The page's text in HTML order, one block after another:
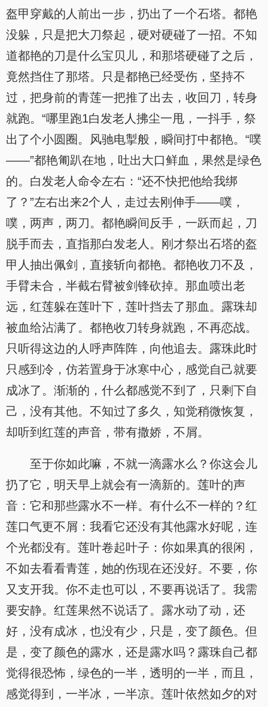
盔甲穿戴的人前出一步，扔出了一个石塔。都艳
没躲，只是把大刀祭起，硬对硬碰了一招。不知
道都艳的刀是什么宝贝儿，和那塔硬碰了之后，
竟然挡住了那塔。只是都艳已经受伤，坚持不
过，把身前的青莲一把推了出去，收回刀，转身
就跑。“哪里跑1白发老人拂尘一甩，一抖手，祭
出了个小圆圈。风驰电掣般，瞬间打中都艳。“噗
——”都艳匍趴在地，吐出大口鲜血，果然是绿色
的。白发老人命令左右：“还不快把他给我绑
了？”左右出来2个人，走过去刚伸手——噗，
噗，两声，两刀。都艳瞬间反手，一跃而起，刀
脱手而去，直指那白发老人。刚才祭出石塔的盔
甲人抽出佩剑，直接斩向都艳。都艳收刀不及，
手臂未合，半截右臂被剑锋砍掉。那血喷出老
远，红莲躲在莲叶下，莲叶挡去了那血。露珠却
被血给沾满了。都艳收刀转身就跑，不再恋战。
只听得这边的人呼声阵阵，向他追去。露珠此时
只感到冷，仿若置身于冰寒中心，感觉自己就要
成冰了。渐渐的，什么都感觉不到了，只剩下自
己，没有其他。不知过了多久，知觉稍微恢复，
却听到红莲的声音，带有撒娇，不屑。
至于你如此嘛，不就一滴露水么？你这会儿
扔了它，明天早上就会有一滴新的。莲叶的声
音：它和那些露水不一样。有什么不一样的？红
莲口气更不屑：我看它还没有其他露水好呢，连
个光都没有。莲叶卷起叶子：你如果真的很闲，
不如去看看青莲，她的伤现在还没好。不要，你
又支开我。你不走也可以，不要再说话了。我需
要安静。红莲果然不说话了。露水动了动，还
好，没有成冰，也没有少，只是，变了颜色。但
是，变了颜色的露水，还是露水吗？露珠自己都
觉得很恐怖，绿色的一半，透明的一半，而且，
感觉得到，一半冰，一半凉。莲叶依然如夕的对